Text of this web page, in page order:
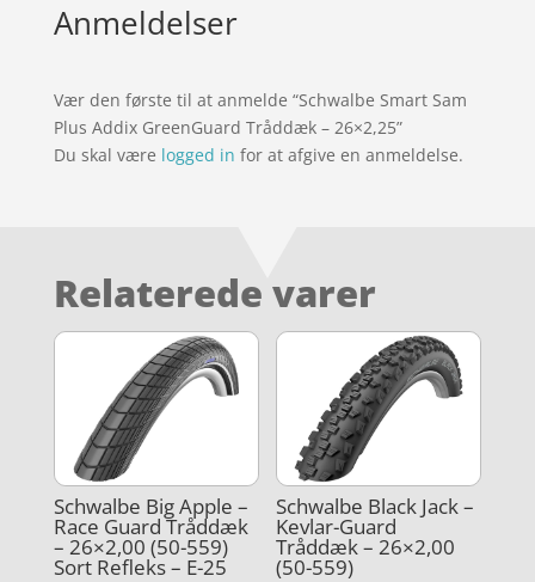
Anmeldelser
Vær den første til at anmelde “Schwalbe Smart Sam
Plus Addix GreenGuard Tråddæk – 26×2,25”
Du skal være logged in for at afgive en anmeldelse.
Relaterede varer
Schwalbe Big Apple –
Race Guard Tråddæk
– 26×2,00 (50-559)
Sort Refleks – E-25
Schwalbe Black Jack –
Kevlar-Guard
Tråddæk – 26×2,00
(50-559)